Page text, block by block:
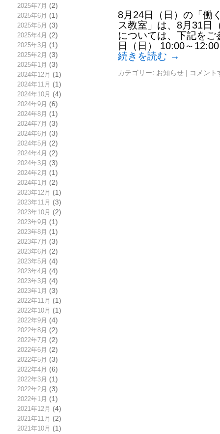
2025年7月 (2)
2025年6月 (1)
2025年5月 (3)
2025年4月 (2)
2025年3月 (1)
2025年2月 (3)
2025年1月 (3)
2024年12月 (1)
2024年11月 (1)
2024年10月 (4)
2024年9月 (6)
2024年8月 (1)
2024年7月 (3)
2024年6月 (3)
2024年5月 (2)
2024年4月 (2)
2024年3月 (3)
2024年2月 (1)
2024年1月 (2)
2023年12月 (1)
2023年11月 (3)
2023年10月 (2)
2023年9月 (1)
2023年8月 (1)
2023年7月 (3)
2023年6月 (2)
2023年5月 (4)
2023年4月 (4)
2023年3月 (4)
2023年1月 (3)
2022年11月 (1)
2022年10月 (1)
2022年9月 (4)
2022年8月 (2)
2022年7月 (2)
2022年6月 (2)
2022年5月 (3)
2022年4月 (6)
2022年3月 (1)
2022年2月 (3)
2022年1月 (1)
2021年12月 (4)
2021年11月 (2)
2021年10月 (1)
8月24日（日）の「働
ス教室」は、8月31日
については、下記を
日（日） 10:00～
続きを読む →
カテゴリー: お知らせ | コメント